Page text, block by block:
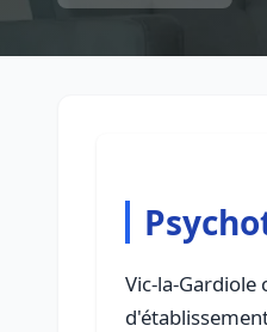
Vic-la-Gardiole